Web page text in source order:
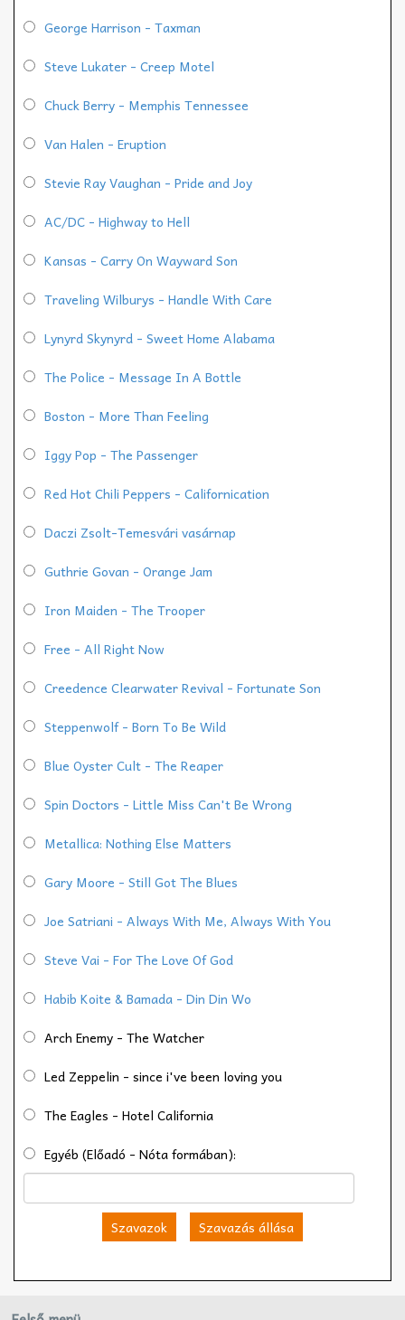
George Harrison - Taxman
Steve Lukater - Creep Motel
Chuck Berry - Memphis Tennessee
Van Halen - Eruption
Stevie Ray Vaughan - Pride and Joy
AC/DC - Highway to Hell
Kansas - Carry On Wayward Son
Traveling Wilburys - Handle With Care
Lynyrd Skynyrd - Sweet Home Alabama
The Police - Message In A Bottle
Boston - More Than Feeling
Iggy Pop - The Passenger
Red Hot Chili Peppers - Californication
Daczi Zsolt-Temesvári vasárnap
Guthrie Govan - Orange Jam
Iron Maiden - The Trooper
Free - All Right Now
Creedence Clearwater Revival - Fortunate Son
Steppenwolf - Born To Be Wild
Blue Oyster Cult - The Reaper
Spin Doctors - Little Miss Can't Be Wrong
Metallica: Nothing Else Matters
Gary Moore - Still Got The Blues
Joe Satriani - Always With Me, Always With You
Steve Vai - For The Love Of God
Habib Koite & Bamada - Din Din Wo
Arch Enemy - The Watcher
Led Zeppelin - since i've been loving you
The Eagles - Hotel California
Egyéb (Előadó - Nóta formában):
Szavazok Szavazás állása